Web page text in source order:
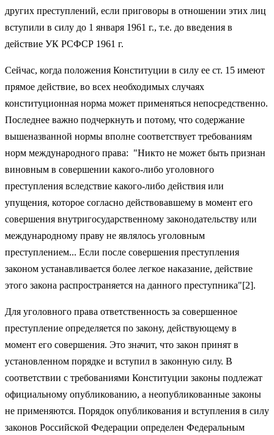
других преступлений, если приговоры в отношении этих лиц
вступили в силу до 1 января 1961 г., т.е. до введения в
действие УК РСФСР 1961 г.
Сейчас, когда положения Конституции в силу ее ст. 15 имеют
прямое действие, во всех необходимых случаях
конституционная норма может применяться непосредственно.
Последнее важно подчеркнуть и потому, что содержание
вышеназванной нормы вполне соответствует требованиям
норм международного права: "Никто не может быть признан
виновным в совершении какого-либо уголовного
преступления вследствие какого-либо действия или
упущения, которое согласно действовавшему в момент его
совершения внутригосударственному законодательству или
международному праву не являлось уголовным
преступлением... Если после совершения преступления
законом устанавливается более легкое наказание, действие
этого закона распространяется на данного преступника"[2].
Для уголовного права ответственность за совершенное
преступление определяется по закону, действующему в
момент его совершения. Это значит, что закон принят в
установленном порядке и вступил в законную силу. В
соответствии с требованиями Конституции законы подлежат
официальному опубликованию, а неопубликованные законы
не применяются. Порядок опубликования и вступления в силу
законов Российской Федерации определен Федеральным